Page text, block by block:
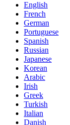
English
French
German
Portuguese
Spanish
Russian
Japanese
Korean
Arabic
Irish
Greek
Turkish
Italian
Danish